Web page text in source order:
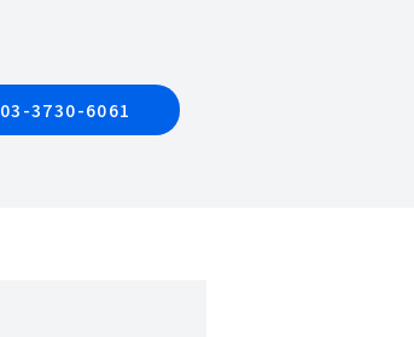
03-3730-6061